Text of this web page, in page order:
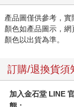
產品圖僅供參考，實
顏色如產品圖示，
顏色以出貨為準。
訂購/退換貨須
加入金石堂 LINE